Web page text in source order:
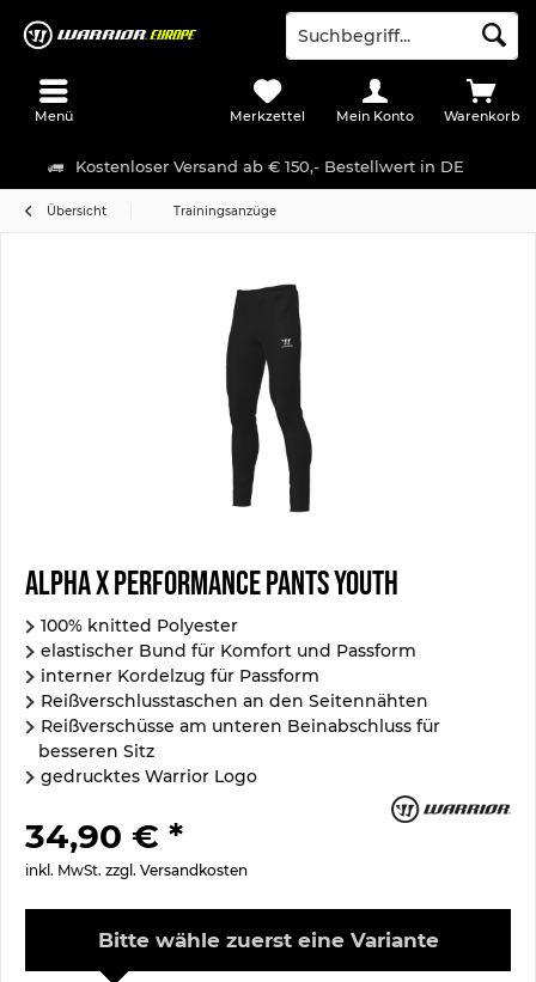
Kostenloser Versand ab € 150,- Bestellwert in DE
Menü Warenkorb
Merkzettel Mein Konto
Übersicht Trainingsanzüge
Alpha X Performance Pants Youth
100% knitted Polyester
elastischer Bund für Komfort und Passform
interner Kordelzug für Passform
Reißverschlusstaschen an den Seitennähten
Reißverschüsse am unteren Beinabschluss für
besseren Sitz
gedrucktes Warrior Logo
34,90 € *
inkl. MwSt. zzgl. Versandkosten
Bitte wähle zuerst eine Variante